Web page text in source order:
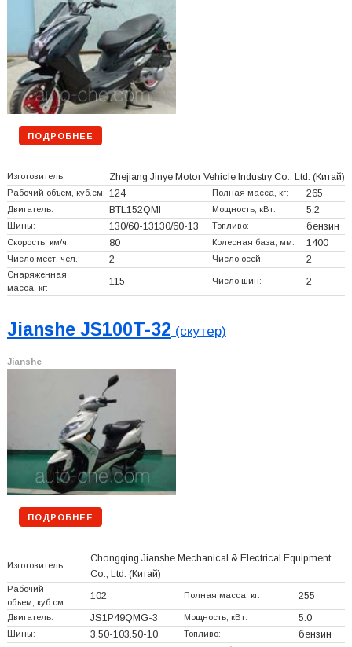
ПОДРОБНЕЕ
Изготовитель: Zhejiang Jinye Motor Vehicle Industry Co., Ltd. (Китай)
Рабочий объем, куб.см: 124 Полная масса, кг: 265
Двигатель: BTL152QMI Мощность, кВт: 5.2
Шины: 130/60-13130/60-13 Топливо: бензин
Скорость, км/ч: 80 Колесная база, мм: 1400
Число мест, чел.: 2 Число осей: 2
Снаряженная
масса, кг:
115 Число шин: 2
Jianshe JS100T-32 (скутер)
Jianshe
ПОДРОБНЕЕ
Изготовитель:
Chongqing Jianshe Mechanical & Electrical Equipment
Co., Ltd. (Китай)
Рабочий
объем, куб.см:
102 Полная масса, кг: 255
Двигатель: JS1P49QMG-3 Мощность, кВт: 5.0
Шины: 3.50-103.50-10 Топливо: бензин